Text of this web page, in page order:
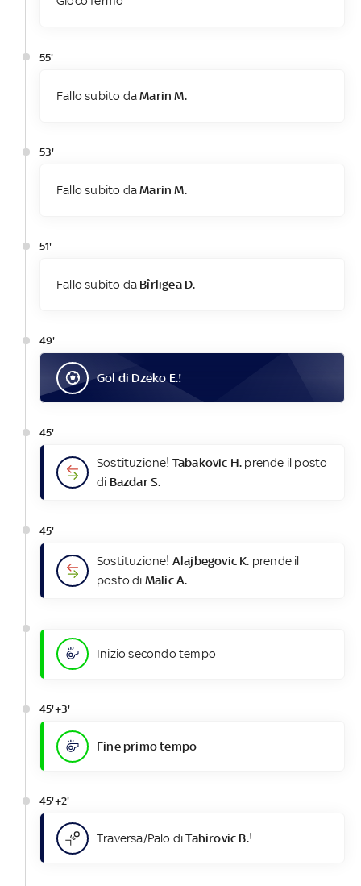
55'
Fallo subito daMarin M.
53'
Fallo subito daMarin M.
51'
Fallo subito da Bîrligea D.
49'
Gol di Dzeko E.!
45'
Sostituzione! Tabakovic H. prende il posto
di Bazdar S.
45'
Sostituzione! Alajbegovic K. prende il
posto di Malic A.
Inizio secondo tempo
45'+3'
Fine primo tempo
45'+2'
Traversa/Palo diTahirovic B.!